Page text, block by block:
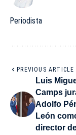
Periodista
PREVIOUS ARTICLE
Luis
Camps
Adolfo
León
director